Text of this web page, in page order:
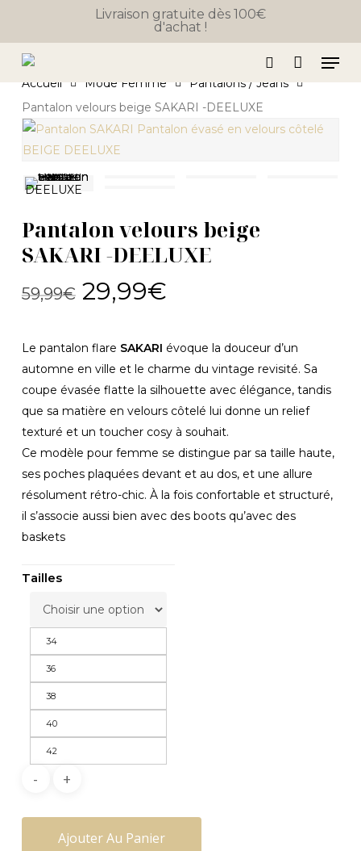
main
Livraison gratuite dès 100€
d'achat !
search
Cart
Accueil Mode Femme
Pantalons / Jeans
Pantalon velours beige SAKARI -DEELUXE
Pantalon velours beige
SAKARI -DEELUXE
59,99€ Le
initial
était :
59,99€.
29,99€Le
actuel
est :
29,99€.
Le pantalon flare SAKARI évoque la douceur d’un
automne en ville et le charme du vintage revisité. Sa
coupe évasée flatte la silhouette avec élégance, tandis
que sa matière en velours côtelé lui donne un relief
texturé et un toucher cosy à souhait.
Ce modèle pour femme se distingue par sa taille haute,
ses poches plaquées devant et au dos, et une allure
résolument rétro-chic. À la fois confortable et structuré,
il s’associe aussi bien avec des boots qu’avec des
baskets
Tailles
34
36
38
40
42
Ajouter Au Panier